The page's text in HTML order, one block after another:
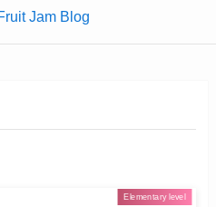
Elementary level